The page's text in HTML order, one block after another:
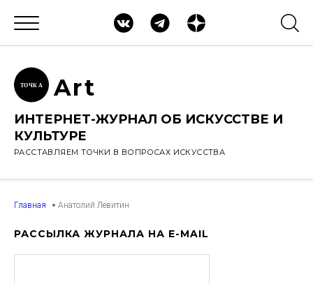
ТОЧК А Art
ИНТЕРНЕТ-ЖУРНАЛ ОБ ИСКУССТВЕ И
КУЛЬТУРЕ
РАССТАВЛЯЕМ ТОЧКИ В ВОПРОСАХ ИСКУССТВА
Главная Анатолий Левитин
РАССЫЛКА ЖУРНАЛА НА E-MAIL